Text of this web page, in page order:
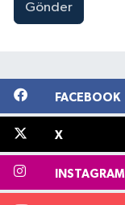
Gönder
FACEBOOK
X
INSTAGRAM